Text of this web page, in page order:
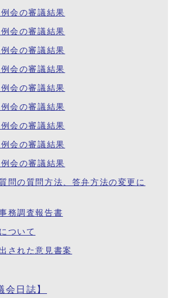
会の審議結果
会の審議結果
会の審議結果
会の審議結果
会の審議結果
会の審議結果
会の審議結果
会の審議結果
会の審議結果
問の質問方法、答弁方法の変更に
務調査報告書
ついて
された意見書案
会日誌】